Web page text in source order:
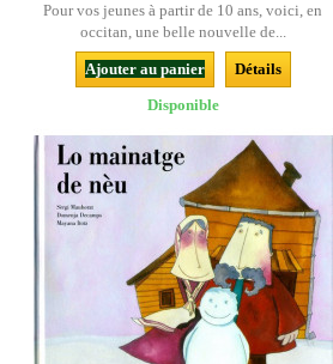
Pour vos jeunes à partir de 10 ans, voici, en
occitan, une belle nouvelle de...
Ajouter au panier
Détails
Disponible